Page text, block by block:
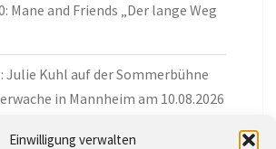
Einwilligung verwalten
Mane and Friends „Der lange Weg
Julie Kuhl auf der Sommerbühne
in Mannheim am 10.08.2026
Musiksammlungen auf dem Mac